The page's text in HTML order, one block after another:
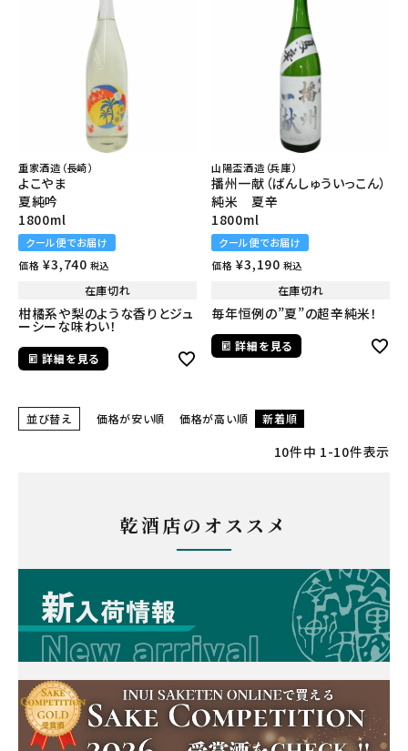
重家酒造（長崎）
よこやま
夏純吟
1800ml
クール便でお届け
価格 ¥3,740 税込
在庫切れ
柑橘系や梨のような香りとジュ
ーシーな味わい！
詳細を見る
山陽盃酒造（兵庫）
播州一献（ばんしゅういっこん）
純米 夏辛
1800ml
クール便でお届け
価格 ¥3,190 税込
在庫切れ
毎年恒例の”夏”の超辛純米！
詳細を見る
並び替え 価格が安い順 価格が高い順 新着順
10件中 1-10件表示
乾酒店のオススメ